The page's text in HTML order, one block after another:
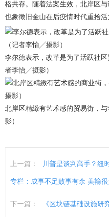
格共存。随着法案生效，北岸区
也象徵旧金山在后疫情时代重拾活
李尔德表示，改革是为了活跃社
者李怡╱摄影）
北岸区精緻有艺术感的贸易街，
影）
上一篇： 川普是谈判高手？纽
专栏：成事不足败事有余 美输
下一篇： 《区块链基础设施研